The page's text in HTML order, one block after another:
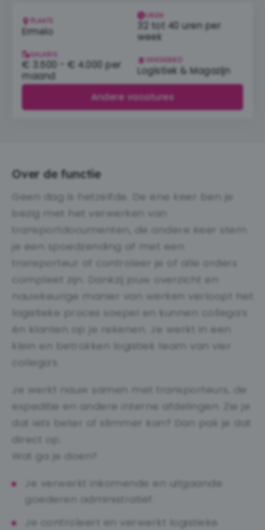
PLAATS
Ermelo
UREN
32 tot 40 uren per
week
SALARIS
€ 3.500 - € 4.000 per
maand
VAKGEBIED
Logistiek & Magazijn
Andere vacatures
Over de functie
Geen dag is hetzelfde. De ene keer ben je
bezig met het verwerken van
transportdocumenten, de andere keer stem
je een spoedzending af met een
transporteur of controleer je of alle orders
compleet zijn. Dankzij jouw overzicht en
nauwkeurige manier van werken verloopt het
logistieke proces soepel en kunnen collega’s
én klanten op je rekenen. Je werkt in een
klein en betrokken logistiek team van vier
collega’s.
Je werkt nauw samen met transporteurs, de
expeditie en andere interne afdelingen. Zie je
dat iets beter of slimmer kan? Dan pak je dat
direct op.
Wat ga je doen?
Je verwerkt inkomende en uitgaande
goederen administratief.
Je controleert en verwerkt logistieke